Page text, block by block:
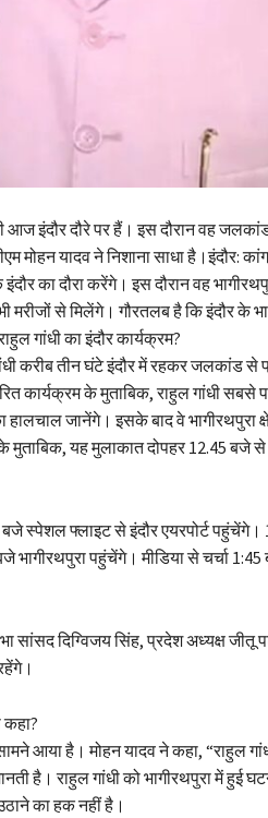
इंदौर दौरे पर हैं। इस दौरान वह
मोहन यादव ने निशाना साधा है।इंदौर:
का दौरा करेंगे। इस दौरान वह
मरीजों से मिलेंगे। गौरतलब है कि इंदौर के
गांधी का इंदौर कार्यक्रम?
करीब तीन घंटे इंदौर में रहकर जलकांड से
कार्यक्रम के मुताबिक, राहुल गांधी सबसे
हालचाल जानेंगे। इसके बाद वे भागीरथपुरा
मुताबिक, यह मुलाकात दोपहर 12.45 बजे
स्पेशल फ्लाइट से इंदौर एयरपोर्ट
पहुंचेंगे। मीडिया से चर्चा
सांसद दिग्विजय सिंह, प्रदेश अध्यक्ष जीतू
कहा?
आया है। मोहन यादव ने कहा, “राहुल
है। राहुल गांधी को भागीरथपुरा में हुई
का हक नहीं है।